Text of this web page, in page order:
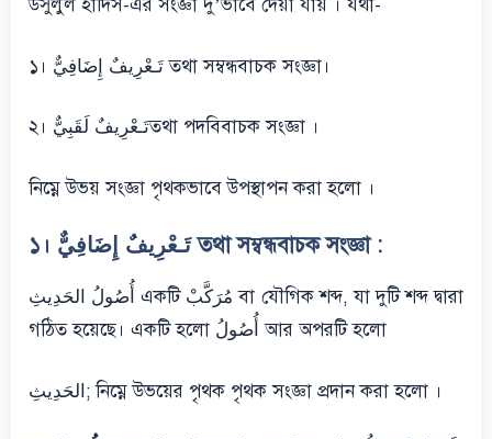
উসুলুল হাদিস-এর সংজ্ঞা দু’ভাবে দেয়া যায় । যথা-
১। تَـعْرِيفٌ إِضَافِيٌّ তথা সম্বন্ধবাচক সংজ্ঞা।
২। تَـعْرِيفٌ لَقَبِيٌّতথা পদবিবাচক সংজ্ঞা ।
নিম্নে উভয় সংজ্ঞা পৃথকভাবে উপস্থাপন করা হলো ।
১। تَـعْرِيفٌ إِضَافِيٌّ তথা সম্বন্ধবাচক সংজ্ঞা :
أُصُولُ الحَدِيثِ একটি مُرَكَّبْ বা যৌগিক শব্দ, যা দুটি শব্দ দ্বারা
গঠিত হয়েছে। একটি হলো أُصُولُ আর অপরটি হলো
الحَدِيثِ; নিম্নে উভয়ের পৃথক পৃথক সংজ্ঞা প্রদান করা হলো ।